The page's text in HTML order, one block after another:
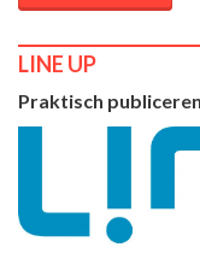
LINE UP
Praktisch